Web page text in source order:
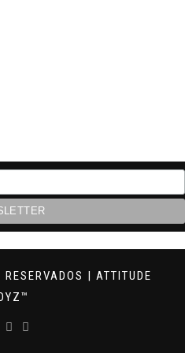
| ATTITUDE